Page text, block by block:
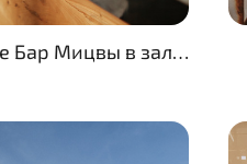
Празднование Бар Мицвы в зале торжеств «Ораним», Хайфа